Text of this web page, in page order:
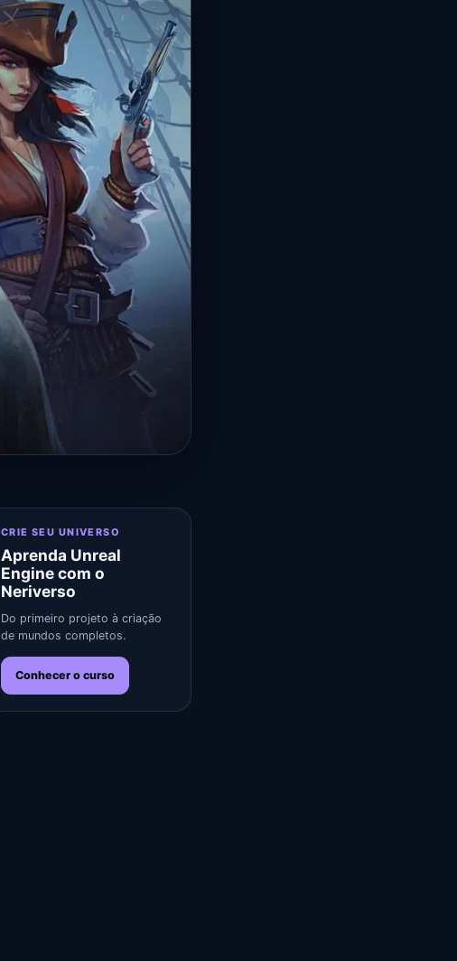
CRIE SEU UNIVERSO
Aprenda Unreal
Engine com o
Neriverso
Do primeiro projeto à criação
de mundos completos.
Conhecer o curso